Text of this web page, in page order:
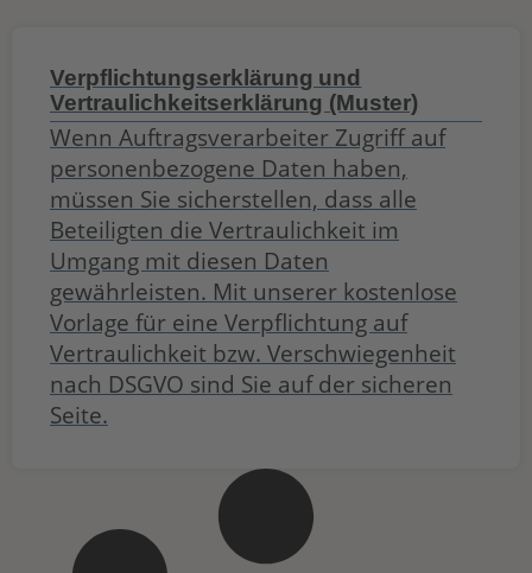
Verpflichtungserklärung und
Vertraulichkeitserklärung (Muster)
Wenn Auftragsverarbeiter Zugriff auf
personenbezogene Daten haben,
müssen Sie sicherstellen, dass alle
Beteiligten die Vertraulichkeit im
Umgang mit diesen Daten
gewährleisten. Mit unserer kostenlose
Vorlage für eine Verpflichtung auf
Vertraulichkeit bzw. Verschwiegenheit
nach DSGVO sind Sie auf der sicheren
Seite.